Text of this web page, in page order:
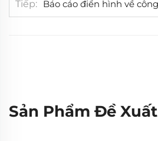
Tiếp
Sản Phẩm Đề Xuất